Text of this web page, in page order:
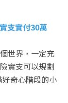
支實付30萬
世界，一定充
實支可以規劃
奇心階段的小